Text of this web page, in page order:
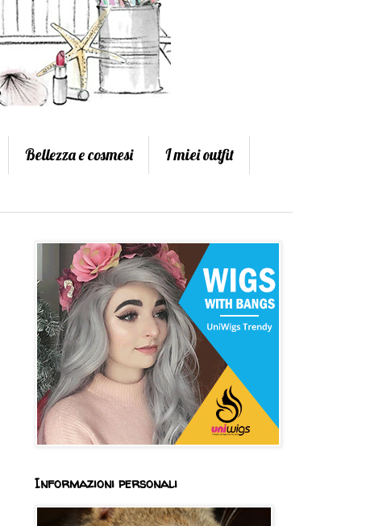
Bellezza e cosmesi
I miei outfit
Informazioni personali